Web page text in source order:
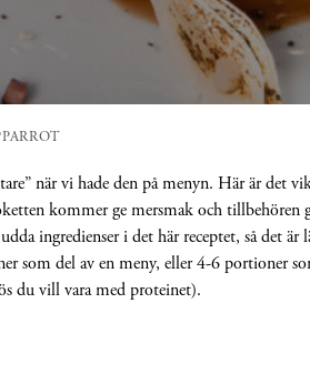
när vi hade den på menyn. Här är det
kommer ge mersmak och
ingredienser i det här receptet, så det är
som del av en meny, eller 4-6 portioner
du vill vara med proteinet).